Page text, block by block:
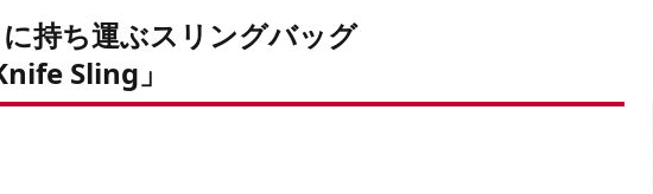
持ち運ぶスリングバッグ
Sling」